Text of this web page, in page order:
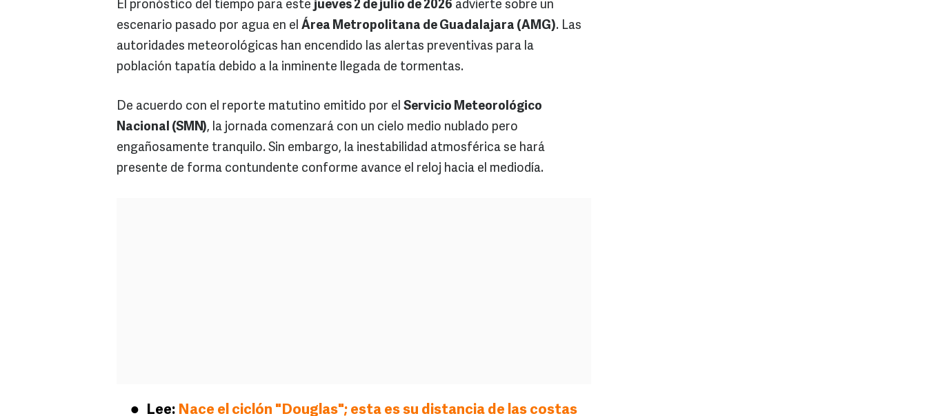
El pronóstico del tiempo para este jueves 2 de julio de 2026 advierte sobre un
escenario pasado por agua en el Área Metropolitana de Guadalajara (AMG). Las
autoridades meteorológicas han encendido las alertas preventivas para la
población tapatía debido a la inminente llegada de tormentas.
De acuerdo con el reporte matutino emitido por el Servicio Meteorológico
Nacional (SMN), la jornada comenzará con un cielo medio nublado pero
engañosamente tranquilo. Sin embargo, la inestabilidad atmosférica se hará
presente de forma contundente conforme avance el reloj hacia el mediodía.
Lee: Nace el ciclón "Douglas"; esta es su distancia de las costas